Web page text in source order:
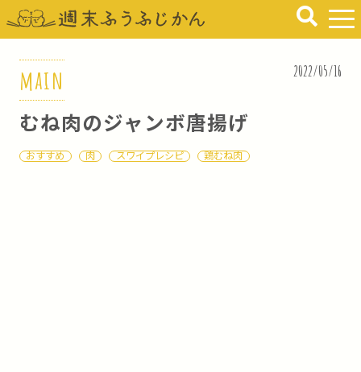
main 2022/05/16
むね肉のジャンボ唐揚げ
おすすめ 肉 スワイプレシピ 鶏むね肉